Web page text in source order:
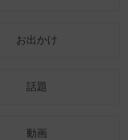
お出かけ
話題
動画